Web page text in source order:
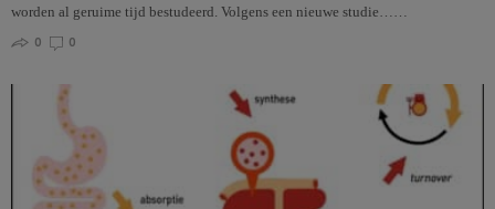
worden al geruime tijd bestudeerd. Volgens een nieuwe studie……
0
0